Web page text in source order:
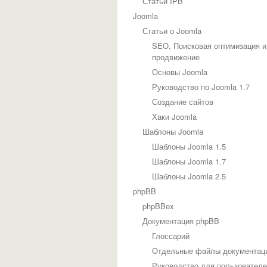
Joomla
Статьи о Joomla
SEO, Поисковая оптимизация и
продвижение
Основы Joomla
Руководство по Joomla 1.7
Создание сайтов
Хаки Joomla
Шаблоны Joomla
Шаблоны Joomla 1.5
Шаблоны Joomla 1.7
Шаблоны Joomla 2.5
phpBB
phpBBex
Документация phpBB
Глоссарий
Отдельные файлы